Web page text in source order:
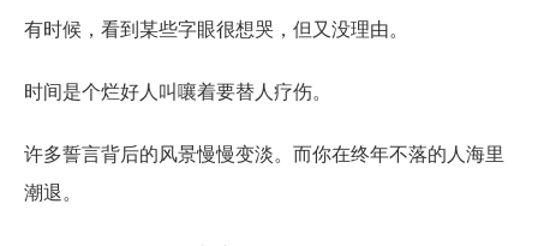
有时候，看到某些字眼很想哭，但又没理由。
时间是个烂好人叫嚷着要替人疗伤。
许多誓言背后的风景慢慢变淡。而你在终年不落的人海里
潮退。